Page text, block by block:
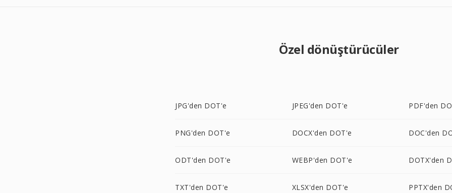
Özel dönüştürücüler
JPG'den DOT'e JPEG'den DOT'e PDF'den
PNG'den DOT'e DOCX'den DOT'e DOC'den
ODT'den DOT'e WEBP'den DOT'e DOTX'den
TXT'den DOT'e XLSX'den DOT'e PPTX'den